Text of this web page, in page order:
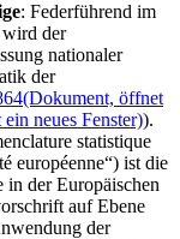
: Federführend im
wird der
nationaler
der
(Dokument, öffnet
neues Fenster)).
statistique
européenne“) ist die
in der Europäischen
auf Ebene
der